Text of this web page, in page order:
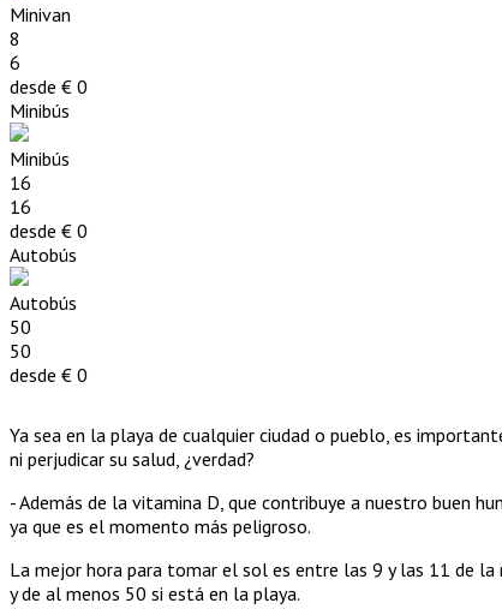
Minivan
8
6
desde € 0
Minibús
Minibús
16
16
desde € 0
Autobús
Autobús
50
50
desde € 0
Ya sea en la playa de cualquier ciudad o pueblo, es
ni perjudicar su salud, ¿verdad?
- Además de la vitamina D, que contribuye a nuestro buen
ya que es el momento más peligroso.
La mejor hora para tomar el sol es entre las 9 y las 11 de la
y de al menos 50 si está en la playa.